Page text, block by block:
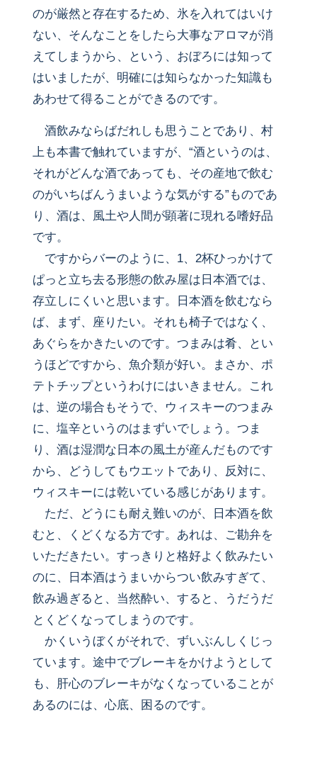
のが厳然と存在するため、氷を入れてはいけ
ない、そんなことをしたら大事なアロマが消
えてしまうから、という、おぼろには知って
はいましたが、明確には知らなかった知識も
あわせて得ることができるのです。
酒飲みならばだれしも思うことであり、村
上も本書で触れていますが、“酒というのは、
それがどんな酒であっても、その産地で飲む
のがいちばんうまいような気がする”ものであ
り、酒は、風土や人間が顕著に現れる嗜好品
です。
ですからバーのように、1、2杯ひっかけて
ぱっと立ち去る形態の飲み屋は日本酒では、
存立しにくいと思います。日本酒を飲むなら
ば、まず、座りたい。それも椅子ではなく、
あぐらをかきたいのです。つまみは肴、とい
うほどですから、魚介類が好い。まさか、ポ
テトチップというわけにはいきません。これ
は、逆の場合もそうで、ウィスキーのつまみ
に、塩辛というのはまずいでしょう。つま
り、酒は湿潤な日本の風土が産んだものです
から、どうしてもウエットであり、反対に、
ウィスキーには乾いている感じがあります。
ただ、どうにも耐え難いのが、日本酒を飲
むと、くどくなる方です。あれは、ご勘弁を
いただきたい。すっきりと格好よく飲みたい
のに、日本酒はうまいからつい飲みすぎて、
飲み過ぎると、当然酔い、すると、うだうだ
とくどくなってしまうのです。
かくいうぼくがそれで、ずいぶんしくじっ
ています。途中でブレーキをかけようとして
も、肝心のブレーキがなくなっていることが
あるのには、心底、困るのです。